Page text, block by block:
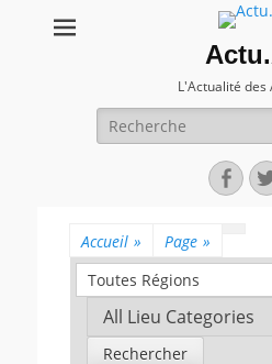
L'Actualité des
Recherche
pour:
Accueil » Page »
Toutes Régions